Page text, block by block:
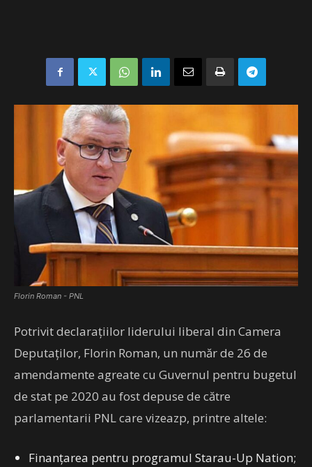
Florin Roman - PNL
Potrivit declaraţiilor liderului liberal din Camera
Deputaţilor, Florin Roman, un număr de 26 de
amendamente agreate cu Guvernul pentru bugetul
de stat pe 2020 au fost depuse de către
parlamentarii PNL care vizeazp, printre altele:
Finanţarea pentru programul Starau-Up Nation;